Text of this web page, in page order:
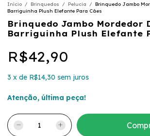
Início / Brinquedos / Pelucia / Brinquedo Jambo
Barriguinha Plush Elefante Para Cães
Brinquedo Jambo Mordedor
Barriguinha Plush Elefante
R$42,90
3 x de R$14,30 sem juros
Atenção, última peça!